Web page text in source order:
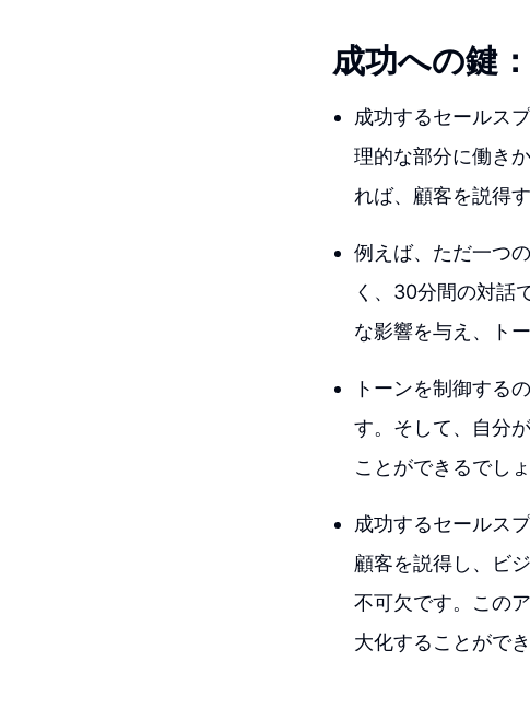
成功への鍵
成功するセールス
理的な部分に働き
れば、顧客を説得
例えば、ただ一つ
く、30分間の対話
な影響を与え、ト
トーンを制御する
す。そして、自分
ことができるでしょ
成功するセールス
顧客を説得し、ビ
不可欠です。この
大化することがで